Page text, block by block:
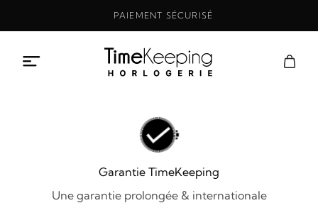
PAIEMENT SÉCURISÉ
Garantie TimeKeeping
Une garantie prolongée & internationale